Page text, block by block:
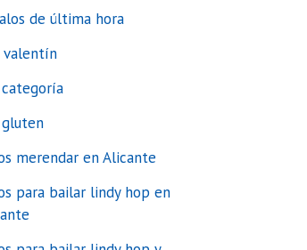
de última hora
valentín
merendar en Alicante
para bailar lindy hop en